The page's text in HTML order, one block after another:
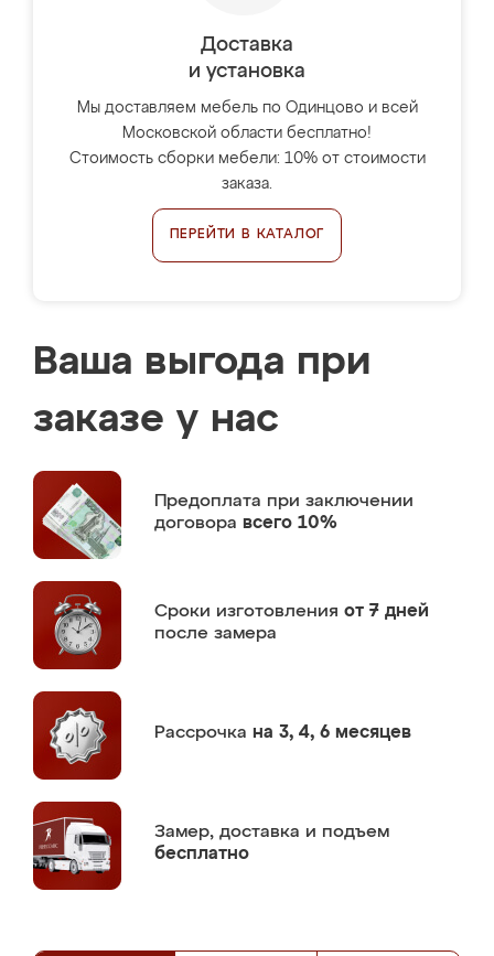
Доставка
и установка
Мы доставляем мебель по Одинцово и всей
Московской области бесплатно!
Стоимость сборки мебели: 10% от стоимости
заказа.
ПЕРЕЙТИ В КАТАЛОГ
Ваша выгода при
заказе у нас
Предоплата при заключении
договора всего 10%
Сроки изготовления от 7 дней
после замера
Рассрочка на 3, 4, 6 месяцев
Замер, доставка и подъем
бесплатно